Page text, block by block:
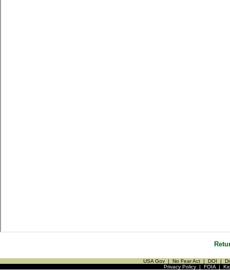
USA Gov | No Fear Act | DOI |
Privacy Policy| FOIA|